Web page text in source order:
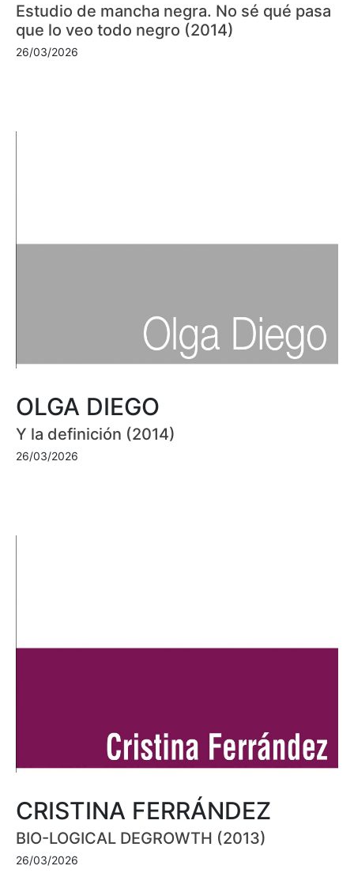
Estudio de mancha negra. No sé qué pasa
que lo veo todo negro (2014)
26/03/2026
OLGA DIEGO
Y la definición (2014)
26/03/2026
CRISTINA FERRÁNDEZ
BIO-LOGICAL DEGROWTH (2013)
26/03/2026